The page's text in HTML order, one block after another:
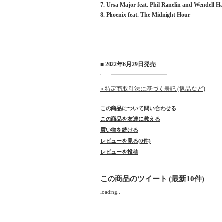
7. Ursa Major feat. Phil Ranelin and Wendell
8. Phoenix feat. The Midnight Hour
■ 2022年6月29日発売
» 特定商取引法に基づく表記 (返品など)
この商品について問い合わせる
この商品を友達に教える
買い物を続ける
レビューを見る(0件)
レビューを投稿
この商品のツイート (最新10件)
loading..